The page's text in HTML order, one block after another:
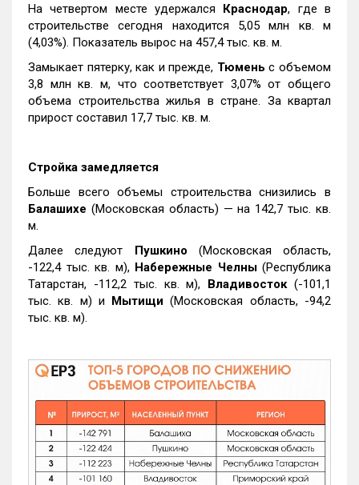
На четвертом месте удержался Краснодар, где в
строительстве сегодня находится 5,05 млн кв. м
(4,03%). Показатель вырос на 457,4 тыс. кв. м.
Замыкает пятерку, как и прежде, Тюмень с объемом
3,8 млн кв. м, что соответствует 3,07% от общего
объема строительства жилья в стране. За квартал
прирост составил 17,7 тыс. кв. м.
Стройка замедляется
Больше всего объемы строительства снизились в
Балашихе (Московская область) — на 142,7 тыс. кв.
м.
Далее следуют Пушкино (Московская область,
-122,4 тыс. кв. м), Набережные Челны(Республика
Татарстан, -112,2 тыс. кв. м), Владивосток(-101,1
тыс. кв. м) и Мытищи (Московская область, -94,2
тыс. кв. м).